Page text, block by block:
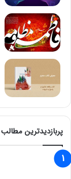
پربازدیدترین مطالب